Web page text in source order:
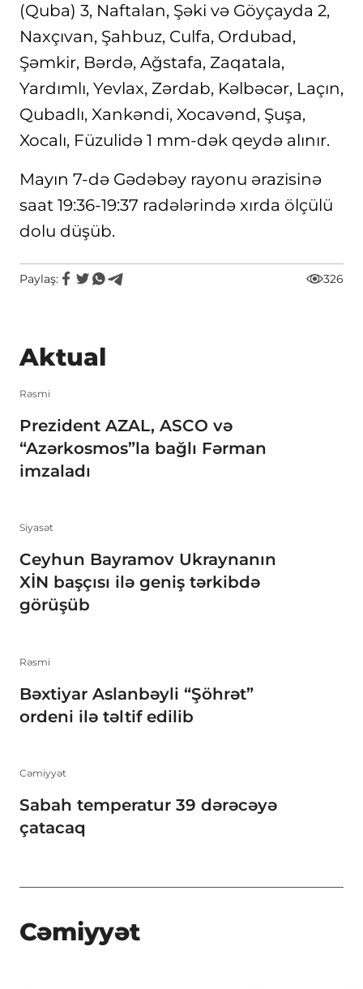
(Quba) 3, Naftalan, Şəki və Göyçayda 2,
Naxçıvan, Şahbuz, Culfa, Ordubad,
Şəmkir, Bərdə, Ağstafa, Zaqatala,
Yardımlı, Yevlax, Zərdab, Kəlbəcər, Laçın,
Qubadlı, Xankəndi, Xocavənd, Şuşa,
Xocalı, Füzulidə 1 mm-dək qeydə alınır.
Mayın 7-də Gədəbəy rayonu ərazisinə
saat 19:36-19:37 radələrində xırda ölçülü
dolu düşüb.
Paylaş: 326
Aktual
Rəsmi
Prezident AZAL, ASCO və
“Azərkosmos”la bağlı Fərman
imzaladı
Siyasət
Ceyhun Bayramov Ukraynanın
XİN başçısı ilə geniş tərkibdə
görüşüb
Rəsmi
Bəxtiyar Aslanbəyli “Şöhrət”
ordeni ilə təltif edilib
Cəmiyyət
Sabah temperatur 39 dərəcəyə
çatacaq
Cəmiyyət